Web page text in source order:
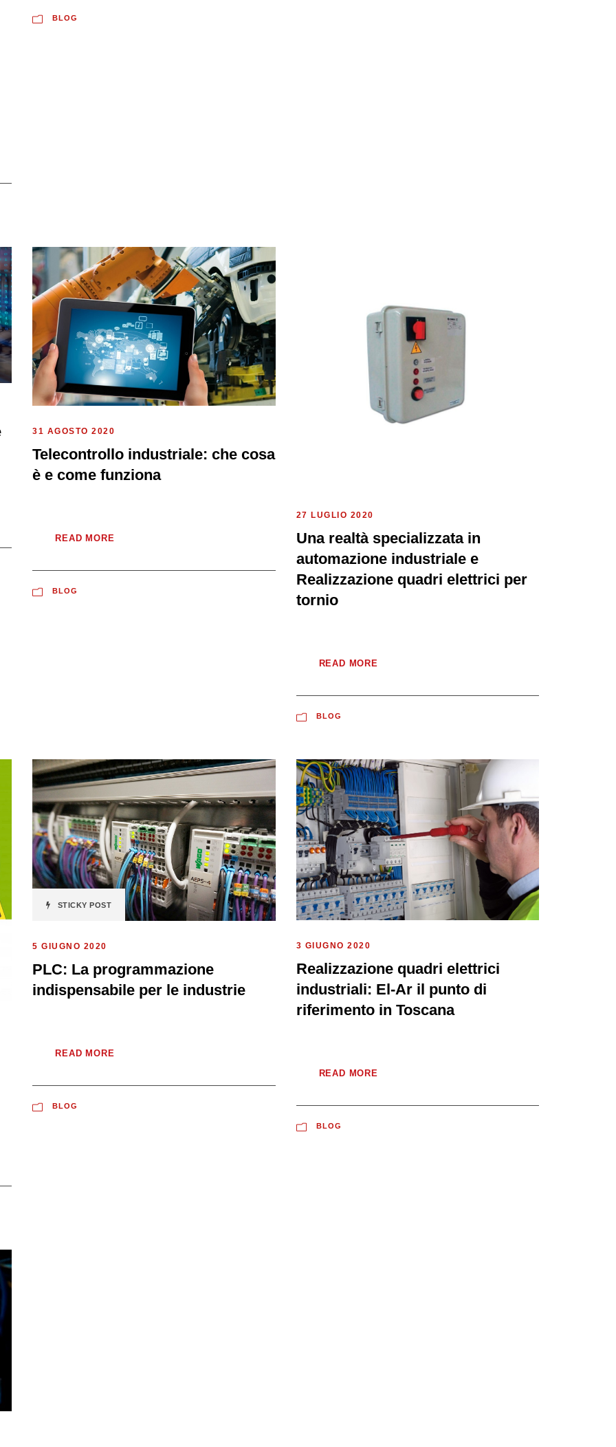
BLOG
31 AGOSTO 2020
Telecontrollo industriale: che cosa
è e come funziona
READ MORE
BLOG
27 LUGLIO 2020
Una realtà specializzata in
automazione industriale e
Realizzazione quadri elettrici per
tornio
READ MORE
BLOG
STICKY POST
5 GIUGNO 2020
PLC: La programmazione
indispensabile per le industrie
READ MORE
BLOG
3 GIUGNO 2020
Realizzazione quadri elettrici
industriali: El-Ar il punto di
riferimento in Toscana
READ MORE
BLOG